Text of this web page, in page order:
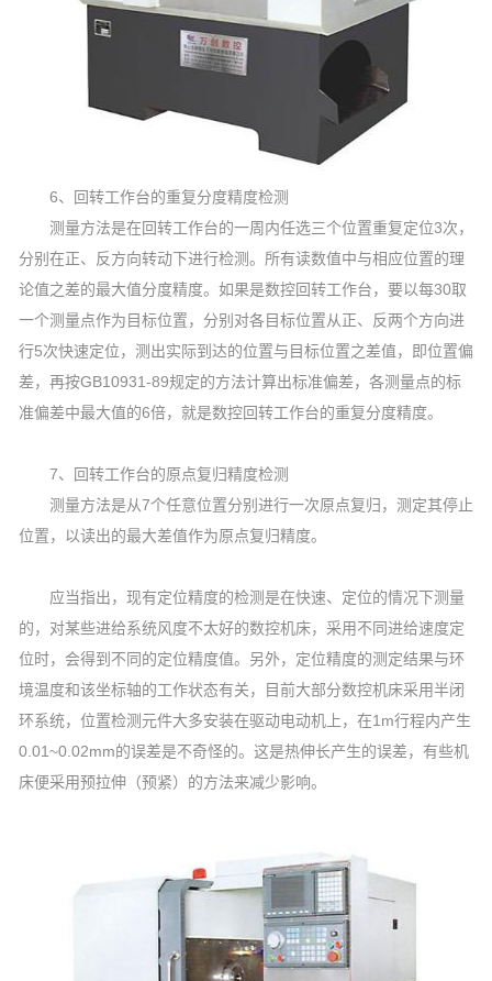
6、回转工作台的重复分度精度检测
测量方法是在回转工作台的一周内任选三个位置重复定位3次，
分别在正、反方向转动下进行检测。所有读数值中与相应位置的理
论值之差的最大值分度精度。如果是数控回转工作台，要以每30取
一个测量点作为目标位置，分别对各目标位置从正、反两个方向进
行5次快速定位，测出实际到达的位置与目标位置之差值，即位置偏
差，再按GB10931-89规定的方法计算出标准偏差，各测量点的标
准偏差中最大值的6倍，就是数控回转工作台的重复分度精度。
7、回转工作台的原点复归精度检测
测量方法是从7个任意位置分别进行一次原点复归，测定其停止
位置，以读出的最大差值作为原点复归精度。
应当指出，现有定位精度的检测是在快速、定位的情况下测量
的，对某些进给系统风度不太好的数控机床，采用不同进给速度定
位时，会得到不同的定位精度值。另外，定位精度的测定结果与环
境温度和该坐标轴的工作状态有关，目前大部分数控机床采用半闭
环系统，位置检测元件大多安装在驱动电动机上，在1m行程内产生
0.01~0.02mm的误差是不奇怪的。这是热伸长产生的误差，有些机
床便采用预拉伸（预紧）的方法来减少影响。